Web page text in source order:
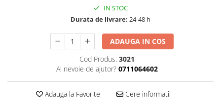
Supliment Vitamina D3
Supliment Zinc
IN STOC
Durata de livrare: 24-48 h
ADAUGA IN COS
Cod Produs: 3021
Ai nevoie de ajutor? 0711064602
Adauga la Favorite Cere informatii